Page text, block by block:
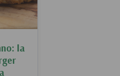
liquori
la